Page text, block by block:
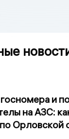
и
на АЗС:
Орловской